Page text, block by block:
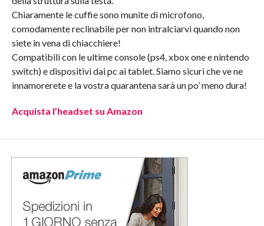
Chiaramente le cuffie sono munite di microfono,
comodamente reclinabile per non intralciarvi quando non
siete in vena di chiacchiere!
Compatibili con le ultime console (ps4, xbox one e nintendo
switch) e dispositivi dai pc ai tablet. Siamo sicuri che ve ne
innamorerete e la vostra quarantena sarà un po’ meno dura!
Acquista l’headset su Amazon